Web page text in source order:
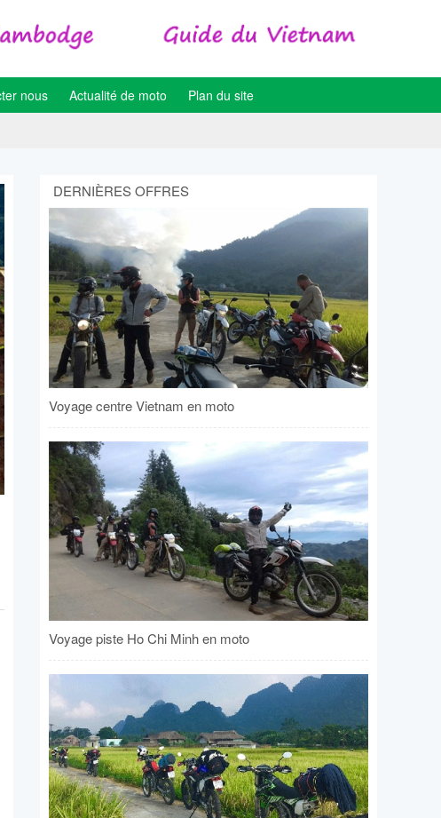
nous Actualité de moto Plan du site
DERNIÈRES OFFRES
Voyage centre Vietnam en moto
Voyage piste Ho Chi Minh en moto